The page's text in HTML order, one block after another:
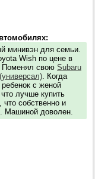
минивэн для семьи.
Wish по цене в
Поменял свою Subaru
. Когда
с женой
лучше купить
что собственно и
Машиной доволен.